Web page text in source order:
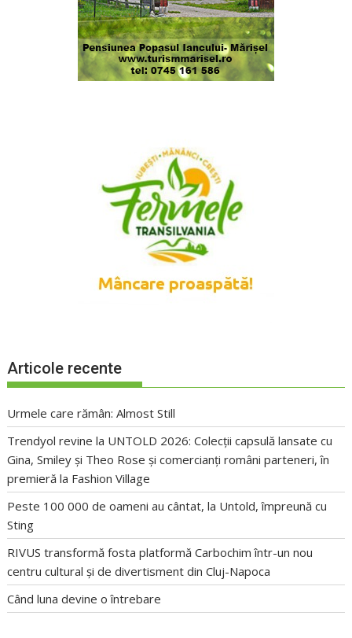
Articole recente
Urmele care rămân: Almost Still
Trendyol revine la UNTOLD 2026: Colecții capsulă lansate cu
Gina, Smiley și Theo Rose și comercianți români parteneri, în
premieră la Fashion Village
Peste 100 000 de oameni au cântat, la Untold, împreună cu
Sting
RIVUS transformă fosta platformă Carbochim într-un nou
centru cultural și de divertisment din Cluj-Napoca
Când luna devine o întrebare